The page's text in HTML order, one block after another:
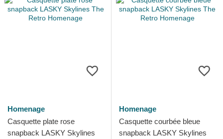
Homenage
Casquette plate rose
snapback LASKY Skylines
Homenage
Casquette courbée bleue
snapback LASKY Skylines